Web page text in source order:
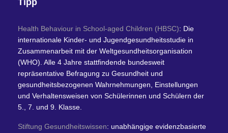
Tipp
Health Behaviour in School-aged Children (HBSC): Die
internationale Kinder- und Jugendgesundheitsstudie in
Zusammenarbeit mit der Weltgesundheitsorganisation
(WHO). Alle 4 Jahre stattfindende bundesweit
repräsentative Befragung zu Gesundheit und
gesundheitsbezogenen Wahrnehmungen, Einstellungen
und Verhaltensweisen von Schülerinnen und Schülern der
5., 7. und 9. Klasse.
Stiftung Gesundheitswissen: unabhängige evidenzbasierte